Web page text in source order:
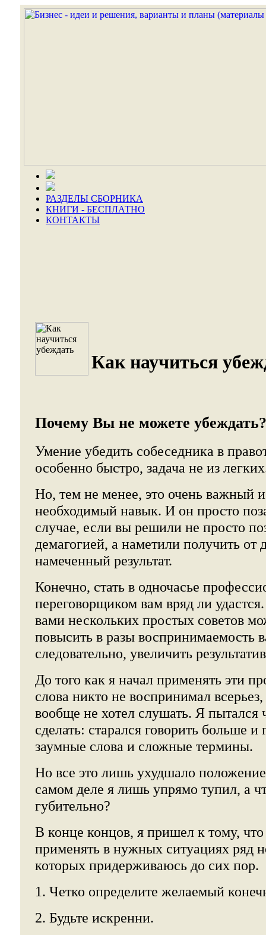
РАЗДЕЛЫ СБОРНИКА
КНИГИ - БЕСПЛАТНО
КОНТАКТЫ
Как научиться
Почему Вы не можете убеждать?
Умение убедить собеседника в
особенно быстро, задача не из
Но, тем не менее, это очень важный
необходимый навык. И он просто
случае, если вы решили не просто
демагогией, а наметили получить от
намеченный результат.
Конечно, стать в одночасье
переговорщиком вам вряд ли
вами нескольких простых советов
повысить в разы воспринимаемость
следовательно, увеличить
До того как я начал применять эти
слова никто не воспринимал
вообще не хотел слушать. Я пытался
сделать: старался говорить больше
заумные слова и сложные термины.
Но все это лишь ухудшало
самом деле я лишь упрямо тупил, а
губительно?
В конце концов, я пришел к тому, что
применять в нужных ситуациях ряд
которых придерживаюсь до сих пор.
1. Четко определите желаемый
2. Будьте искренни.